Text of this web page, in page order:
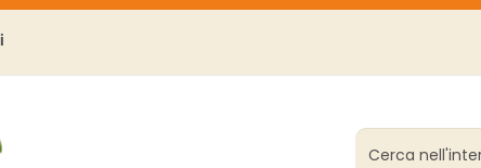
Cerca
Prodotto